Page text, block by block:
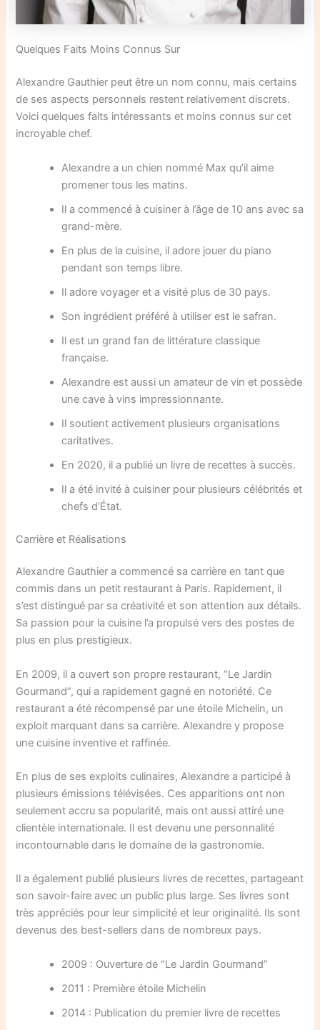
Quelques Faits Moins Connus Sur
Alexandre Gauthier peut être un nom connu, mais certains
de ses aspects personnels restent relativement discrets.
Voici quelques faits intéressants et moins connus sur cet
incroyable chef.
Alexandre a un chien nommé Max qu’il aime
promener tous les matins.
Il a commencé à cuisiner à l’âge de 10 ans avec sa
grand-mère.
En plus de la cuisine, il adore jouer du piano
pendant son temps libre.
Il adore voyager et a visité plus de 30 pays.
Son ingrédient préféré à utiliser est le safran.
Il est un grand fan de littérature classique
française.
Alexandre est aussi un amateur de vin et possède
une cave à vins impressionnante.
Il soutient activement plusieurs organisations
caritatives.
En 2020, il a publié un livre de recettes à succès.
Il a été invité à cuisiner pour plusieurs célébrités et
chefs d’État.
Carrière et Réalisations
Alexandre Gauthier a commencé sa carrière en tant que
commis dans un petit restaurant à Paris. Rapidement, il
s’est distingué par sa créativité et son attention aux détails.
Sa passion pour la cuisine l’a propulsé vers des postes de
plus en plus prestigieux.
En 2009, il a ouvert son propre restaurant, “Le Jardin
Gourmand”, qui a rapidement gagné en notoriété. Ce
restaurant a été récompensé par une étoile Michelin, un
exploit marquant dans sa carrière. Alexandre y propose
une cuisine inventive et raffinée.
En plus de ses exploits culinaires, Alexandre a participé à
plusieurs émissions télévisées. Ces apparitions ont non
seulement accru sa popularité, mais ont aussi attiré une
clientèle internationale. Il est devenu une personnalité
incontournable dans le domaine de la gastronomie.
Il a également publié plusieurs livres de recettes, partageant
son savoir-faire avec un public plus large. Ses livres sont
très appréciés pour leur simplicité et leur originalité. Ils sont
devenus des best-sellers dans de nombreux pays.
2009 : Ouverture de “Le Jardin Gourmand”
2011 : Première étoile Michelin
2014 : Publication du premier livre de recettes